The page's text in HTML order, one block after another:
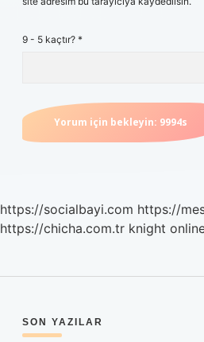
9 - 5 kaçtır? *
https://socialbayi.com https://
https://chicha.com.tr knight
SIDEBAR
SON YAZILAR